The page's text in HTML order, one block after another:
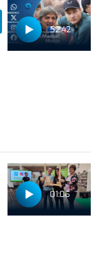
52:42
01:06